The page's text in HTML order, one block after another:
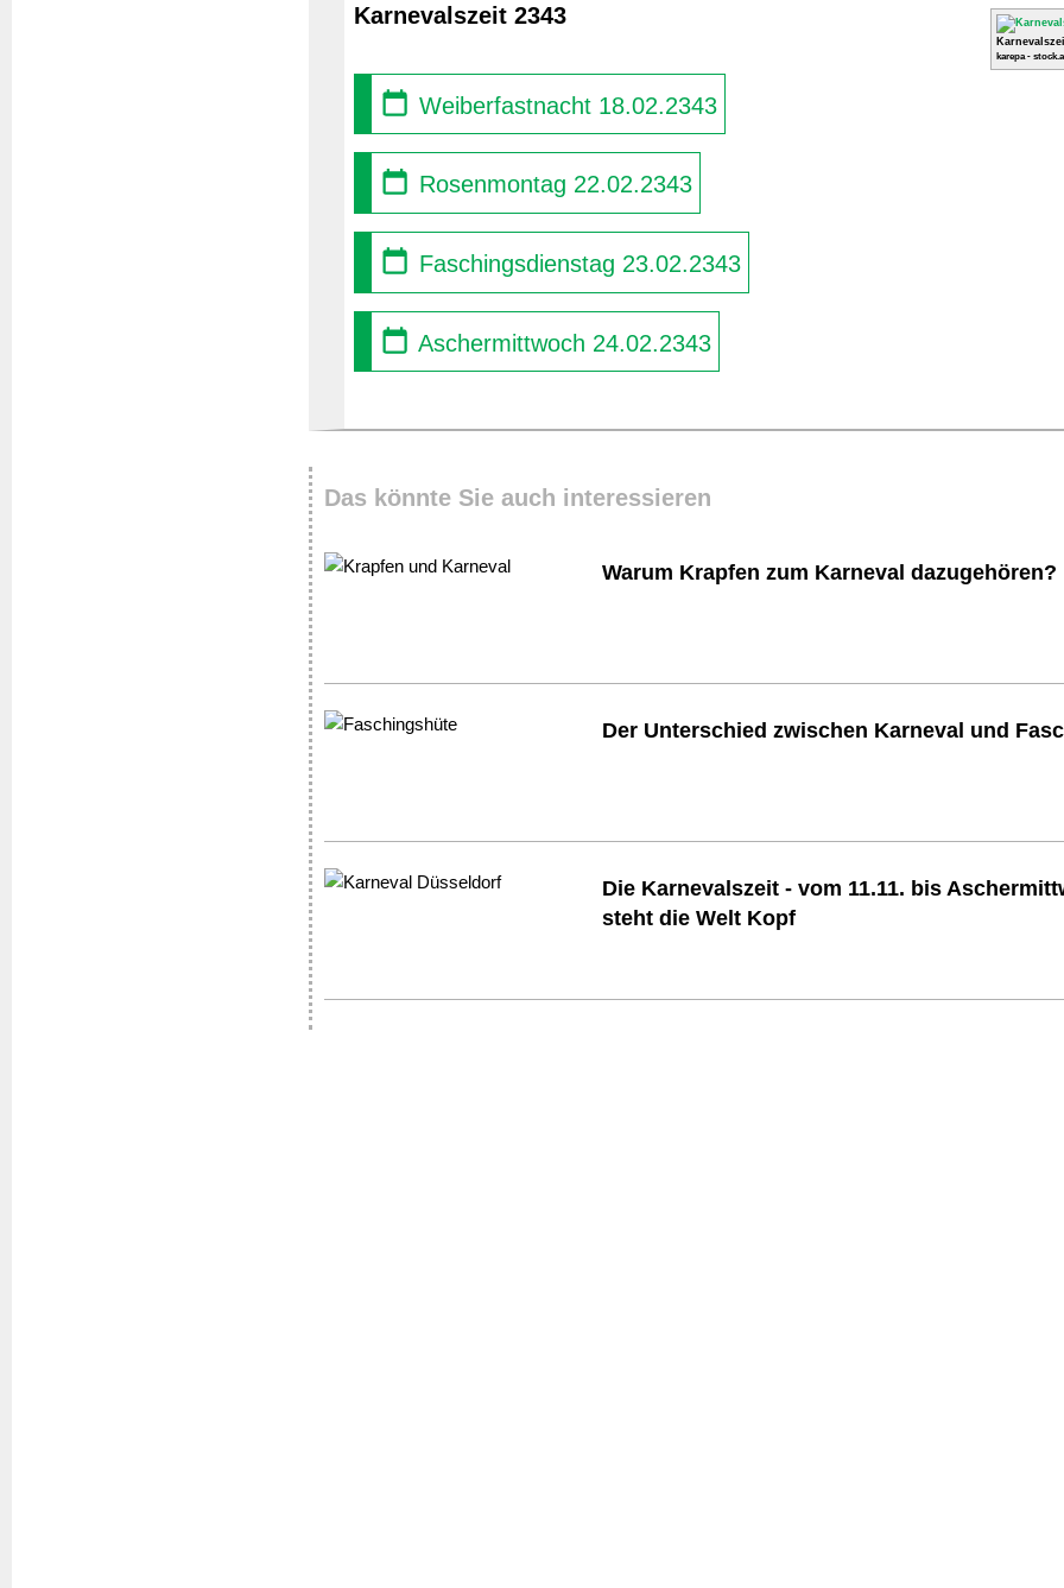
karepa -
Karnevalszeit 2343
Weiberfastnacht 18.02.2343
Rosenmontag 22.02.2343
Faschingsdienstag 23.02.2343
Aschermittwoch 24.02.2343
Das könnte Sie auch interessieren
Warum Krapfen zum Karneval dazugehören?
Der Unterschied zwischen Karneval und
Die Karnevalszeit - vom 11.11. bis
steht die Welt Kopf